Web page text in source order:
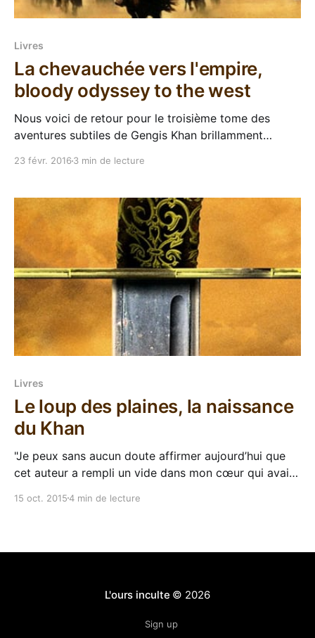
Livres
La chevauchée vers l'empire,
bloody odyssey to the west
Nous voici de retour pour le troisième tome des
aventures subtiles de Gengis Khan brillamment
peuples Jin, Temüdjin a
23 févr. 2016 3 min de lecture
Livres
Le loup des plaines, la naissance
du Khan
"Je peux sans aucun doute affirmer aujourd’hui que
cet auteur a rempli un vide dans mon cœur qui avait
précisément cette phrase seule, tirée du blog "La
15 oct. 20154 min de lecture
L'ours inculte © 2026
Sign up